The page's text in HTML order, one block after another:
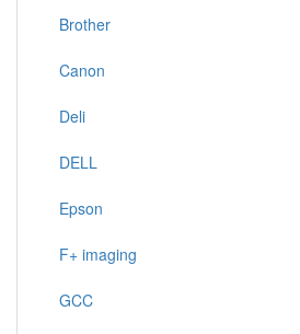
Brother
Canon
Deli
DELL
Epson
F+ imaging
GCC